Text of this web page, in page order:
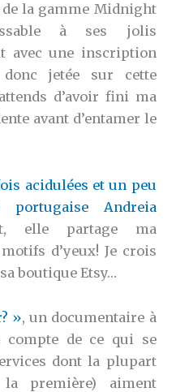
la gamme Midnight
à ses jolis
avec une inscription
jetée sur cette
d’avoir fini ma
avant d’entamer le
acidulées et un peu
portugaise Andreia
elle partage ma
d’yeux! Je crois
boutique Etsy…
», un documentaire à
de ce qui se
dont la plupart
première) aiment